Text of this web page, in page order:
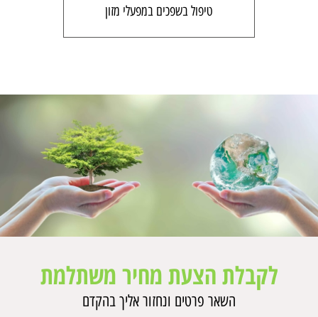
טיפול בשפכים במפעלי מזון
לקבלת הצעת מחיר משתלמת
השאר פרטים ונחזור אליך בהקדם